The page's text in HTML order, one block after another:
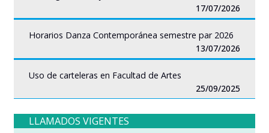
17/07/2026
Horarios Danza Contemporánea semestre par 2026
13/07/2026
Uso de carteleras en Facultad de Artes
25/09/2025
LLAMADOS VIGENTES